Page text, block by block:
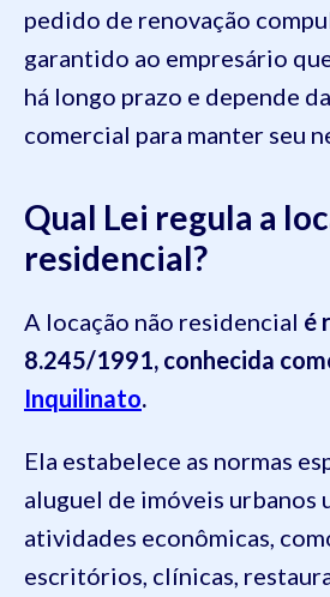
pedido de renovação
garantido ao empresário
há longo prazo e depende
comercial para manter seu
Qual Lei regula a
residencial?
A locação não residencial é
8.245/1991, conhecida
Inquilinato.
Ela estabelece as normas
aluguel de imóveis urbanos
atividades econômicas,
escritórios, clínicas,